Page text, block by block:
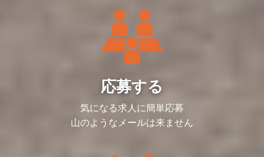
・情報の抜け漏れを防ぐ為チェックシート
③プロジェクトの管理（リーダー）
・メンバーのアサイン調整
・お客様とのスケジュール調整
・進捗確認と報告 など
忙期が明確でメリハリをつけて働けます。
中～大規模のプロジェクトをチーム（１社
平均5~10名）で進めていただきます。
実務に慣れていただいた後、リーダーとし
てプロジェクト管理業務にも従事いただく
これまでのご経験を活かせる業務からお任
せし、徐々に難易度や業務の幅を広げてい
ご自身次第で早期に新しい・難しい業務に
挑戦していただける環境です。
・子会社のデータ収集
応募する
気になる求人に簡単応募
山のようなメールは来ません